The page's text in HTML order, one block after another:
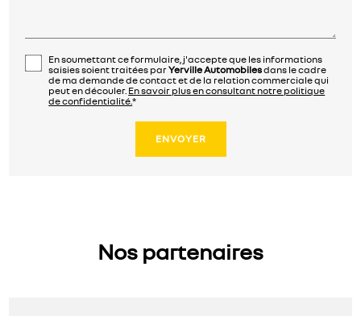
En soumettant ce formulaire, j'accepte que les informations
saisies soient traitées parYerville Automobilesdans le cadre
de ma demande de contact et de la relation commerciale qui
peut en découler. En savoir plus en consultant notre politique
de confidentialité.*
Nos partenaires